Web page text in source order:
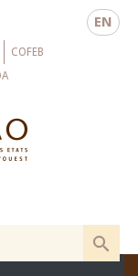
EN
COFEB